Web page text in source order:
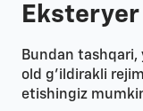
Eksteryer
Bundan tashqari,
old g’ildirakli
etishingiz